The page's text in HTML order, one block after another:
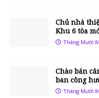
Chủ nhà
Khu 6 tòa
Tháng Mười
Chào bán
ban công
Tháng Mười